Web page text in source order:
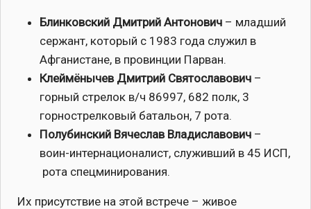
Блинковский Дмитрий Антонович – младший
сержант, который с 1983 года служил в
Афганистане, в провинции Парван.
Клеймёнычев Дмитрий Святославович –
горный стрелок в/ч 86997, 682 полк, 3
горнострелковый батальон, 7 рота.
Полубинский Вячеслав Владиславович –
воин-интернационалист, служивший в 45 ИСП,
рота спецминирования.
Их присутствие на этой встрече – живое